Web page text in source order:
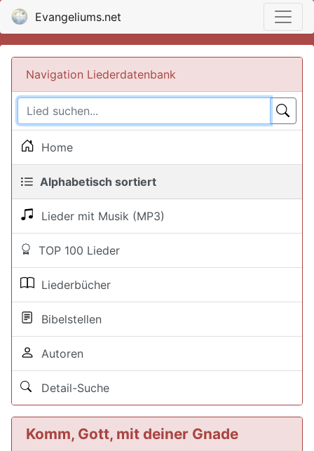
Evangeliums.net
Navigation Liederdatenbank
Home
Alphabetisch sortiert
Lieder mit Musik (MP3)
TOP 100 Lieder
Liederbücher
Bibelstellen
Autoren
Detail-Suche
Komm, Gott, mit deiner Gnade